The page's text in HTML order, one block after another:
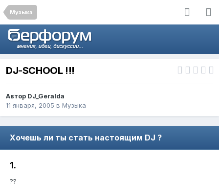
Музыка
DJ-SCHOOL !!!
Автор DJ_Geralda
11 января, 2005 в Музыка
Хочешь ли ты стать настоящим DJ ?
1.
??